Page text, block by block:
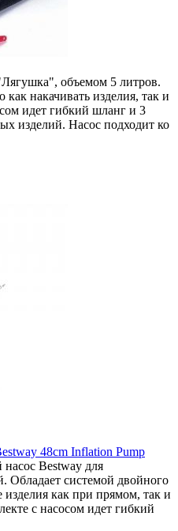
объемом 5 литров.
накачивать изделия, так и
идет гибкий шланг и 3
изделий. Насос подходит ко
48cm Inflation Pump
Bestway для
Обладает системой двойного
изделия как при прямом, так и
с насосом идет гибкий